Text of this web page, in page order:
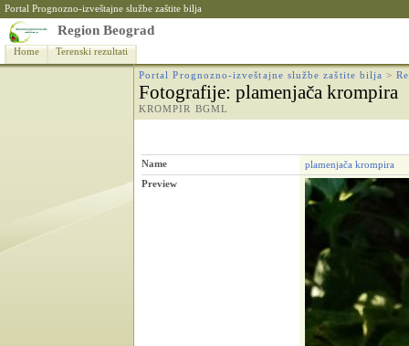
Portal Prognozno-izveštajne službe zaštite bilja
Region Beograd
Home Terenski rezultati
Portal Prognozno-izveštajne službe zaštite bilja >
Fotografije: plamenjača krompira
KROMPIR BGML
Name
plamenjača krompira
Preview